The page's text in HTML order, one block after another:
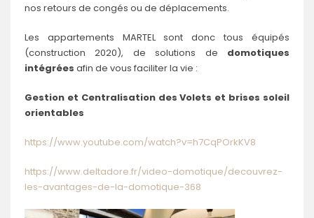
nos retours de congés ou de déplacements.
Les appartements MARTEL sont donc tous équipés
(construction 2020), de solutions de domotiques
intégrées afin de vous faciliter la vie :
Gestion et Centralisation des Volets et brises soleil
orientables
https://www.youtube.com/watch?v=h7CqPOrkKV8
https://www.deltadore.fr/video-domotique/decouvrez-
les-avantages-de-la-domotique-368